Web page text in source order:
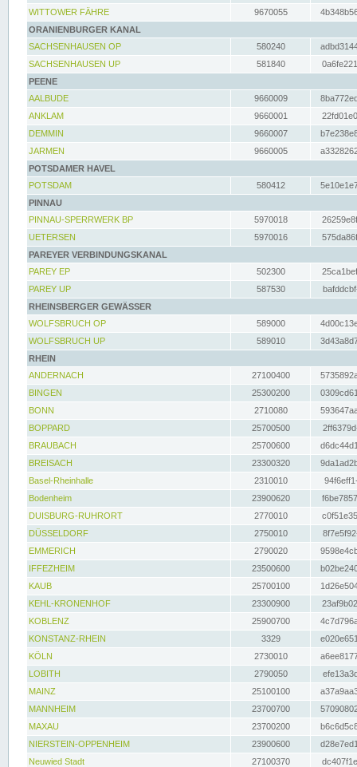
WITTOWER FÄHRE
9670055
ORANIENBURGER KANAL
SACHSENHAUSEN OP
580240
SACHSENHAUSEN UP
581840
PEENE
AALBUDE
9660009
ANKLAM
9660001
DEMMIN
9660007
JARMEN
9660005
POTSDAMER HAVEL
POTSDAM
580412
PINNAU
PINNAU-SPERRWERK BP
5970018
UETERSEN
5970016
PAREYER VERBINDUNGSKANAL
PAREY EP
502300
PAREY UP
587530
RHEINSBERGER GEWÄSSER
WOLFSBRUCH OP
589000
WOLFSBRUCH UP
589010
RHEIN
ANDERNACH
27100400
BINGEN
25300200
BONN
2710080
BOPPARD
25700500
BRAUBACH
25700600
BREISACH
23300320
Basel-Rheinhalle
2310010
Bodenheim
23900620
DUISBURG-RUHRORT
2770010
DÜSSELDORF
2750010
EMMERICH
2790020
IFFEZHEIM
23500600
KAUB
25700100
KEHL-KRONENHOF
23300900
KOBLENZ
25900700
KONSTANZ-RHEIN
3329
KÖLN
2730010
LOBITH
2790050
MAINZ
25100100
MANNHEIM
23700700
MAXAU
23700200
NIERSTEIN-OPPENHEIM
23900600
Neuwied Stadt
27100370